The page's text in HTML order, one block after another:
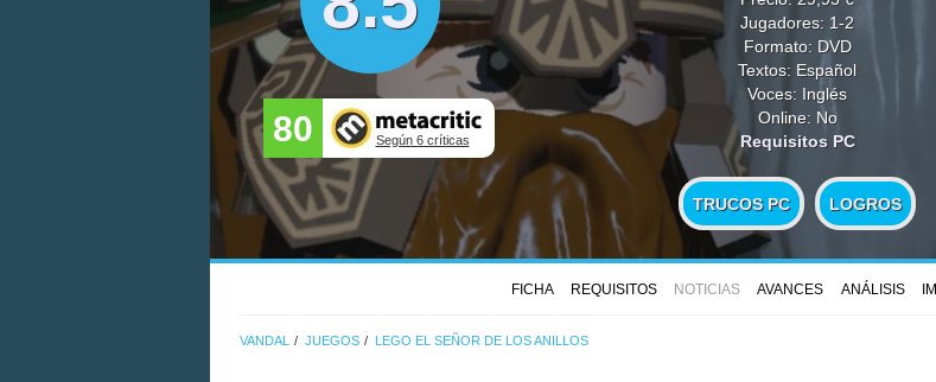
80 Según 6 críticas
Jugadores: 1-2
Formato: DVD
Textos: Español
Voces: Inglés
Online: No
Requisitos PC
TRUCOS PC LOGROS
FICHA REQUISITOS NOTICIAS AVANCES ANÁLISIS
VANDAL JUEGOS LEGO EL SEÑOR DE LOS ANILLOS